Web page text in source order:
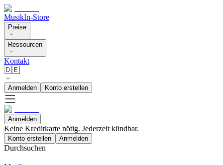
MusikIn-Store
Preise
Ressourcen
Kontakt
🇩🇪
Anmelden Konto erstellen
Anmelden
Keine Kreditkarte nötig. Jederzeit kündbar.
Konto erstellen Anmelden
Durchsuchen